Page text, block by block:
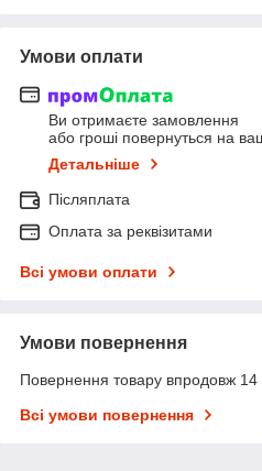
Умови оплати
Ви отримаєте замовлення
або гроші повернуться на
Детальніше
Післяплата
Оплата за реквізитами
Всі умови оплати
Умови повернення
Повернення товару впродовж 14
Всі умови повернення